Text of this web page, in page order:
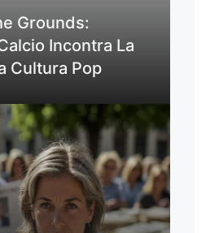
Grounds:
Incontra La
Cultura Pop